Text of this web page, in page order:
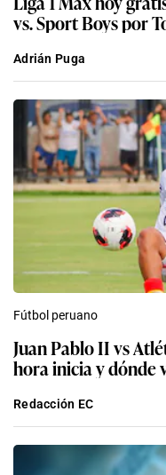
vs. Sport Boys por
Adrián Puga
Fútbol peruano
Juan Pablo II vs
hora inicia y dónde
Redacción EC